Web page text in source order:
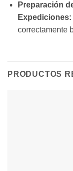
Preparación
Expediciones:
correctamente
PRODUCTOS